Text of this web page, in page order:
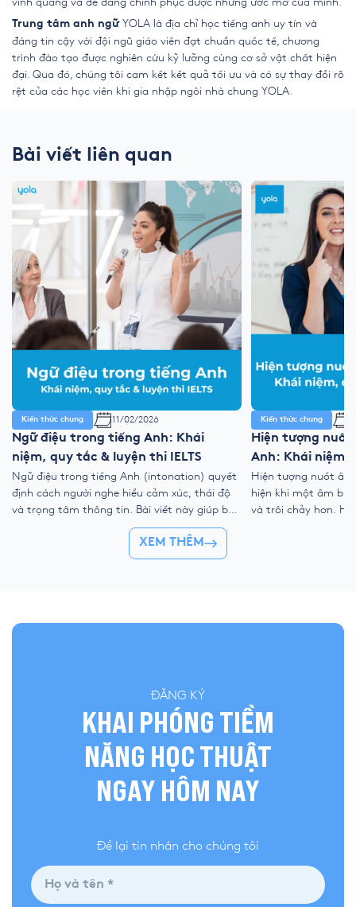
vinh quang và dễ dàng chinh phục được những ước mơ của mình.
Trung tâm anh ngữYOLA là địa chỉ học tiếng anh uy tín và
đáng tin cậy với đội ngũ giáo viên đạt chuẩn quốc tế, chương
trình đào tạo được nghiên cứu kỹ lưỡng cùng cơ sở vật chất hiện
đại. Qua đó, chúng tôi cam kết kết quả tối ưu và có sự thay đổi rõ
rệt của các học viên khi gia nhập ngôi nhà chung YOLA.
Bài viết liên quan
Kiến thức chung 11/02/2026
Ngữ điệu trong tiếng Anh: Khái
niệm, quy tắc & luyện thi IELTS
Ngữ điệu trong tiếng Anh (intonation) quyết
định cách người nghe hiểu cảm xúc, thái độ
và trọng tâm thông tin. Bài viết này giúp bạn
nắm rõ ngữ điệu lên xuống, trọng âm chính,
nhóm ý và cách áp dụng vào IELTS Speaking
để nói tự nhiên, mạch lạc và dễ đạt điểm
Kiến thức chung
Hiện tượng
Anh: Khái niệm,
Hiện tượng nuốt
hiện khi một âm bị
và trôi chảy hơn.
XEM THÊM
ĐĂNG KÝ
KHAI PHÓNG TIỀM
NĂNG HỌC THUẬT
NGAY HÔM NAY
Để lại tin nhắn cho chúng tôi